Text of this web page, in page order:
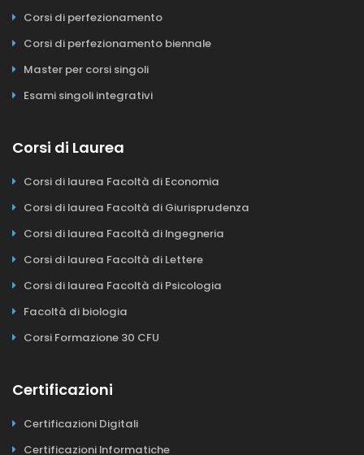
Corsi di perfezionamento
Corsi di perfezionamento biennale
Master per corsi singoli
Esami singoli integrativi
Corsi di Laurea
Corsi di laurea Facoltà di Economia
Corsi di laurea Facoltà di Giurisprudenza
Corsi di laurea Facoltà di Ingegneria
Corsi di laurea Facoltà di Lettere
Corsi di laurea Facoltà di Psicologia
Facoltà di biologia
Corsi Formazione 30 CFU
Certificazioni
Certificazioni Digitali
Certificazioni Informatiche